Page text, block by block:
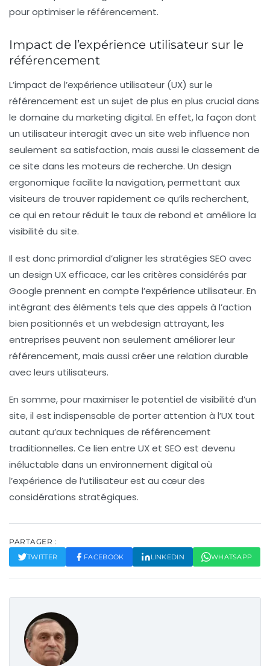
pour optimiser le référencement.
Impact de l’expérience utilisateur sur le
référencement
L’impact de l’expérience utilisateur (UX) sur le
référencement est un sujet de plus en plus crucial dans
le domaine du marketing digital. En effet, la façon dont
un utilisateur interagit avec un site web influence non
seulement sa satisfaction, mais aussi le classement de
ce site dans les moteurs de recherche. Un design
ergonomique facilite la navigation, permettant aux
visiteurs de trouver rapidement ce qu’ils recherchent,
ce qui en retour réduit le taux de rebond et améliore la
visibilité du site.
Il est donc primordial d’aligner les stratégies SEO avec
un design UX efficace, car les critères considérés par
Google prennent en compte l’expérience utilisateur. En
intégrant des éléments tels que des appels à l’action
bien positionnés et un webdesign attrayant, les
entreprises peuvent non seulement améliorer leur
référencement, mais aussi créer une relation durable
avec leurs utilisateurs.
En somme, pour maximiser le potentiel de visibilité d’un
site, il est indispensable de porter attention à l’UX tout
autant qu’aux techniques de référencement
traditionnelles. Ce lien entre UX et SEO est devenu
inéluctable dans un environnement digital où
l’expérience de l’utilisateur est au cœur des
considérations stratégiques.
PARTAGER :
TWITTER FACEBOOK LINKEDIN WHATSAPP